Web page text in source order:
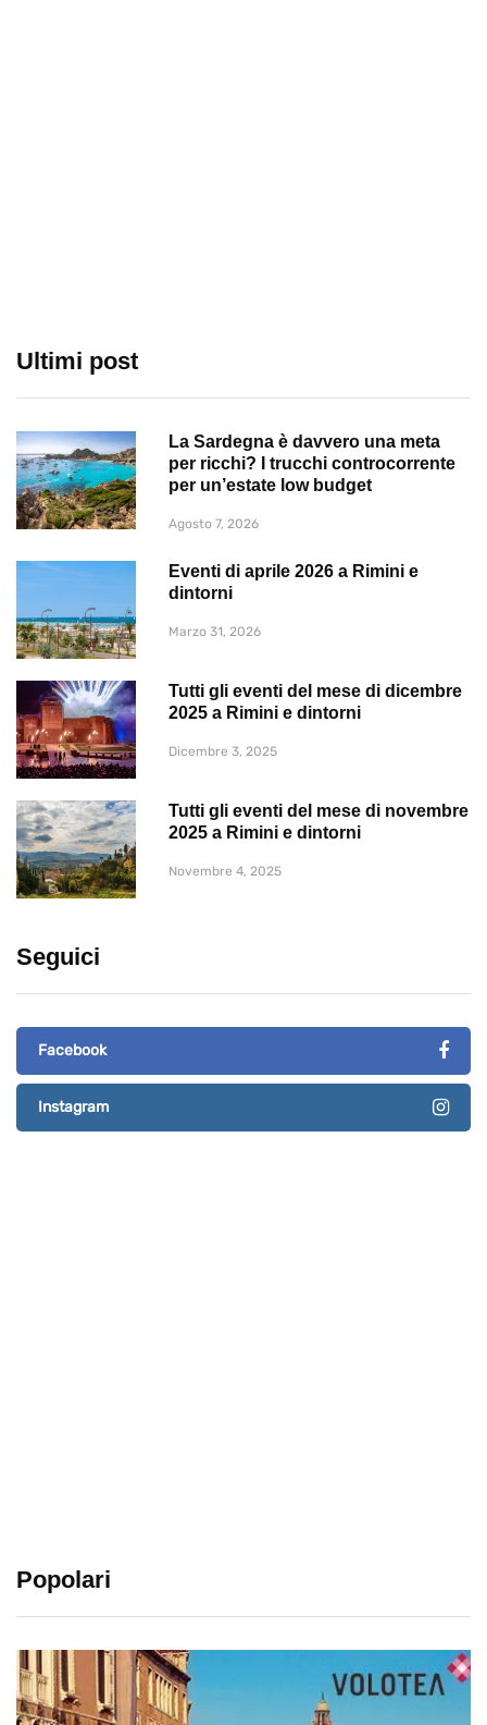
Ultimi post
La Sardegna è davvero una meta
per ricchi? I trucchi controcorrente
per un’estate low budget
Agosto 7, 2026
Eventi di aprile 2026 a Rimini e
dintorni
Marzo 31, 2026
Tutti gli eventi del mese di dicembre
2025 a Rimini e dintorni
Dicembre 3, 2025
Tutti gli eventi del mese di novembre
2025 a Rimini e dintorni
Novembre 4, 2025
Seguici
Facebook
Instagram
Popolari